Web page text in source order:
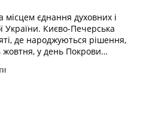
єднання духовних і
України. Києво-Печерська
де народжуються рішення,
у день Покрови…